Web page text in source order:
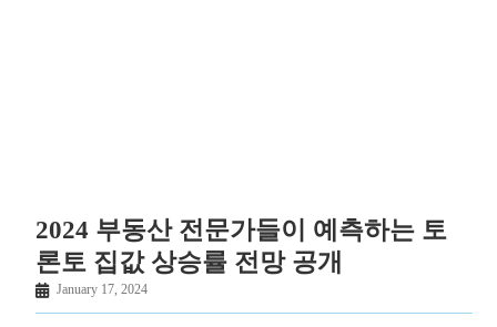
2024 부동산 전문가들이 예측하는 토
론토 집값 상승률 전망 공개
January 17, 2024